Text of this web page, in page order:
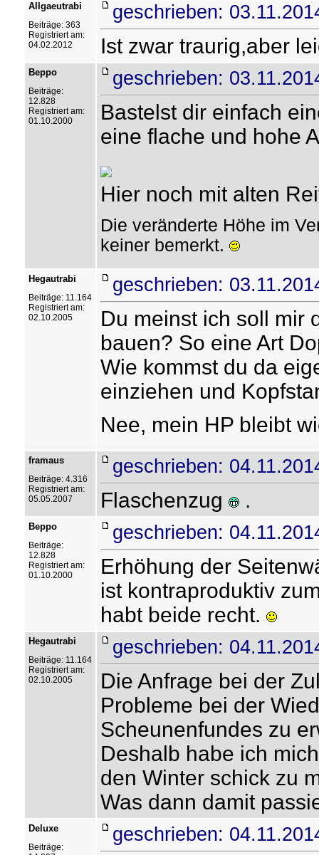
Allgaeutrabi
Beiträge: 363
Registriert am:
04.02.2012
geschrieben:
Ist zwar traurig,aber
Beppo
Beiträge:
12.828
Registriert am:
01.10.2000
geschrieben:
Bastelst dir einfach
eine flache und hohe
Hier noch mit alten
Die veränderte Höhe im
keiner bemerkt.
Hegautrabi
Beiträge: 11.164
Registriert am:
02.10.2005
geschrieben:
Du meinst ich soll mir
bauen? So eine Art
Wie kommst du da
einziehen und
Nee, mein HP bleibt
framaus
Beiträge: 4.316
Registriert am:
05.05.2007
geschrieben:
Flaschenzug .
Beppo
Beiträge:
12.828
Registriert am:
01.10.2000
geschrieben:
Erhöhung der
ist kontraproduktiv
habt beide recht.
Hegautrabi
Beiträge: 11.164
Registriert am:
02.10.2005
geschrieben:
Die Anfrage bei der
Probleme bei der
Scheunenfundes zu
Deshalb habe ich
den Winter schick zu
Was dann damit
Deluxe
Beiträge:
geschrieben: